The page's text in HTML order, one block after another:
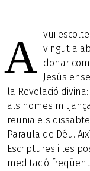
A vui
vingut a
donar
Jesús
la Revelació
als homes
reunia els
Paraula de Déu.
Escriptures i les
meditació